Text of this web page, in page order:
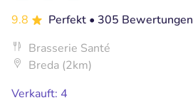
9.8
Perfekt • 305 Bewertungen
Brasserie Santé
Breda (2km)
Verkauft: 4